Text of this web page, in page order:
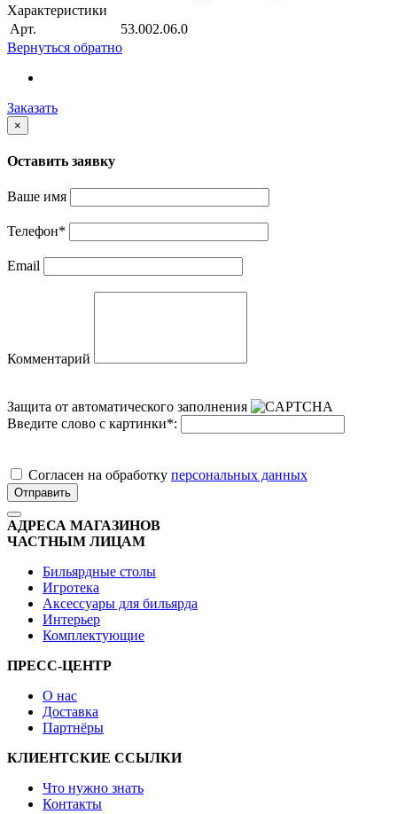
Характеристики
Арт.
53.002.06.0
Вернуться обратно
Заказать
×
Оставить заявку
Ваше имя
Телефон*
Email
Комментарий
Защита от автоматического заполнения
Введите слово с картинки*:
Cогласен на обработку персональных данных
Отправить
АДРЕСА МАГАЗИНОВ
ЧАСТНЫМ ЛИЦАМ
Бильярдные столы
Игротека
Аксессуары для бильярда
Интерьер
Комплектующие
ПРЕСС-ЦЕНТР
О нас
Доставка
Партнёры
КЛИЕНТСКИЕ ССЫЛКИ
Что нужно знать
Контакты